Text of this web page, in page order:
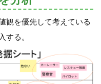
観を優先して考えている
する。